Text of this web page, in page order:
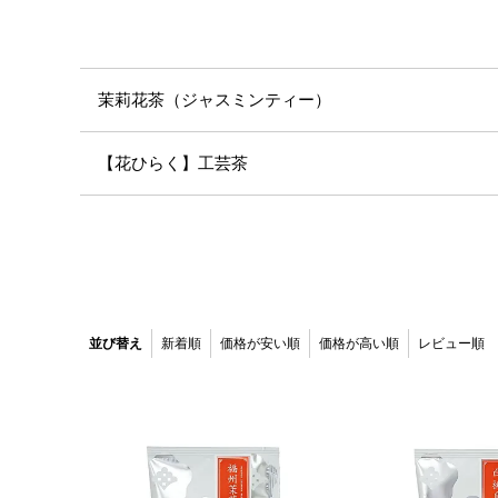
茉莉花茶（ジャスミンティー）
【花ひらく】工芸茶
並び替え 新着順 価格が安い順 価格が高い順 レビュー順